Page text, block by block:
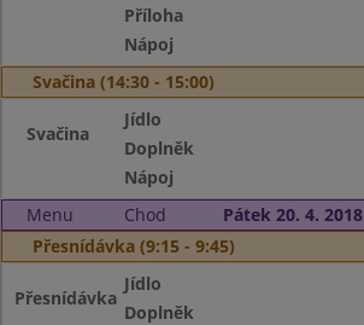
Příloha
Nápoj
Svačina (14:30 - 15:00)
Svačina
Jídlo
Doplněk
Nápoj
Menu
Chod
Pátek 20. 4. 2018
Přesnídávka (9:15 - 9:45)
Přesnídávka
Jídlo
Doplněk